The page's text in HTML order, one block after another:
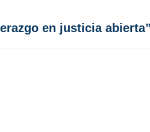
en justicia